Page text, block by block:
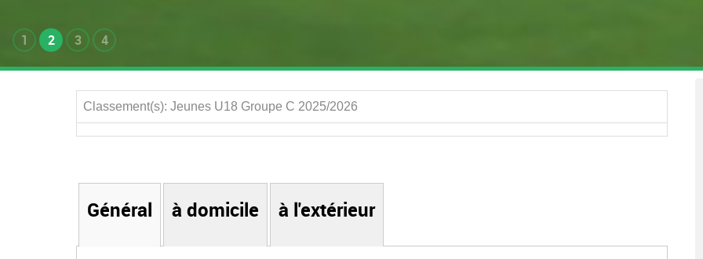
1 2 3 4
Classement(s): Jeunes U18 Groupe C 2025/2026
Général à domicile à l'extérieur